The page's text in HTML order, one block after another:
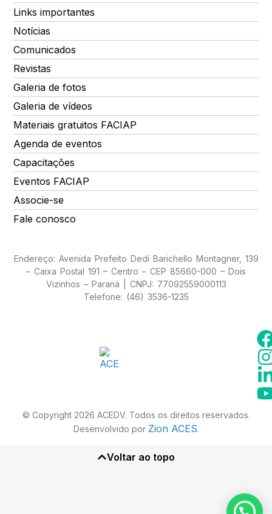
Links importantes
Notícias
Comunicados
Revistas
Galeria de fotos
Galeria de vídeos
Materiais gratuitos FACIAP
Agenda de eventos
Capacitações
Eventos FACIAP
Associe-se
Fale conosco
Endereço: Avenida Prefeito Dedi Barichello Montagner, 139
– Caixa Postal 191 – Centro – CEP 85660-000 – Dois
Vizinhos – Paraná | CNPJ: 77092559000113
Telefone: (46) 3536-1235
© Copyright 2026 ACEDV. Todos os direitos reservados.
Desenvolvido por Zion ACES.
Voltar ao topo